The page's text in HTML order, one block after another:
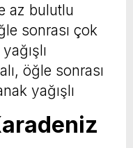
az bulutlu
sonrası çok
öğle sonrası
yağışlı